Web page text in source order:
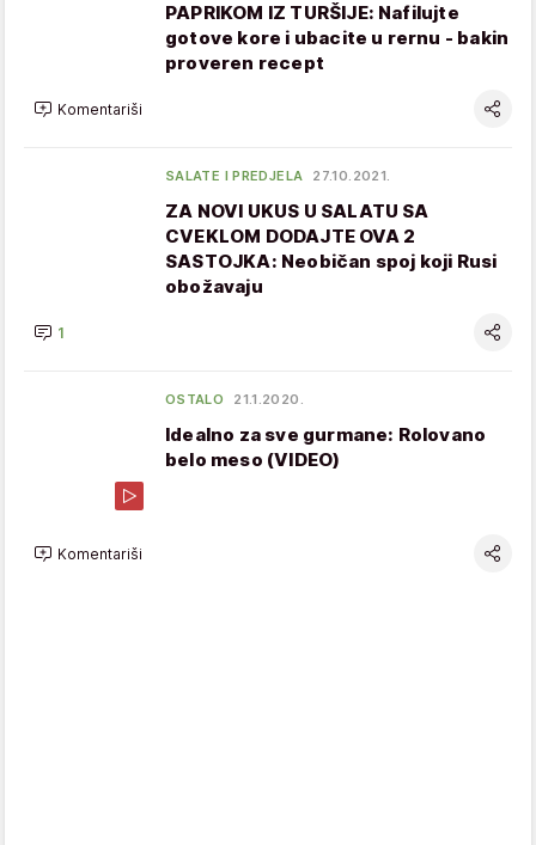
PAPRIKOM IZ TURŠIJE: Nafilujte
gotove kore i ubacite u rernu - bakin
proveren recept
Komentariši
SALATE I PREDJELA 27.10.2021.
ZA NOVI UKUS U SALATU SA
CVEKLOM DODAJTE OVA 2
SASTOJKA: Neobičan spoj koji Rusi
obožavaju
1
OSTALO 21.1.2020.
Idealno za sve gurmane: Rolovano
belo meso (VIDEO)
Komentariši